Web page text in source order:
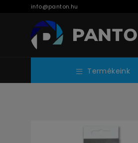
info@panton.hu
Termékeink